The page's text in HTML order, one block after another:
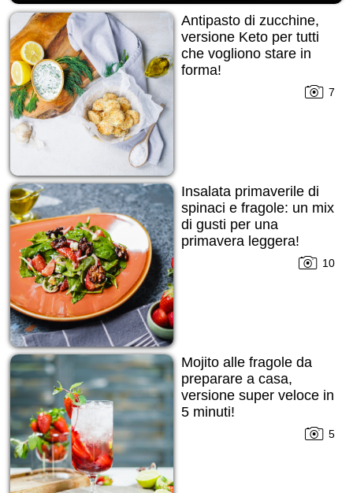
Antipasto di zucchine,
versione Keto per tutti
che vogliono stare in
forma!
7
Insalata primaverile di
spinaci e fragole: un mix
di gusti per una
primavera leggera!
10
Mojito alle fragole da
preparare a casa,
versione super veloce in
5 minuti!
5